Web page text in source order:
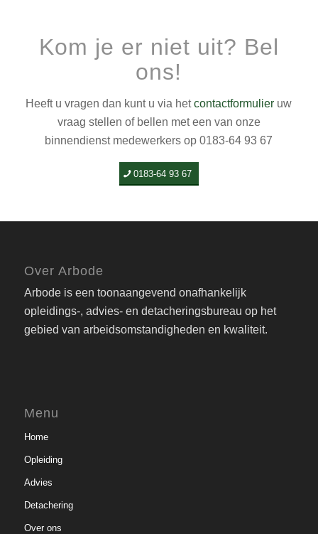
Kom je er niet uit? Bel
ons!
Heeft u vragen dan kunt u via hetcontactformulier uw
vraag stellen of bellen met een van onze
binnendienst medewerkers op 0183-64 93 67
0183-64 93 67
Over Arbode
Arbode is een toonaangevend onafhankelijk
opleidings-, advies- en detacheringsbureau op het
gebied van arbeidsomstandigheden en kwaliteit.
Menu
Home
Opleiding
Advies
Detachering
Over ons